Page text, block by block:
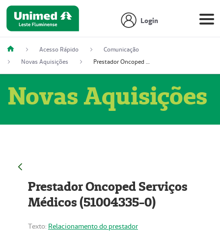
Login
Acesso Rápido
Comunicação
Novas Aquisições
Prestador Oncoped Serviços Médicos (51004335-0)
Novas Aquisições
Prestador Oncoped Serviços
Médicos (51004335-0)
Texto: Relacionamento do prestador